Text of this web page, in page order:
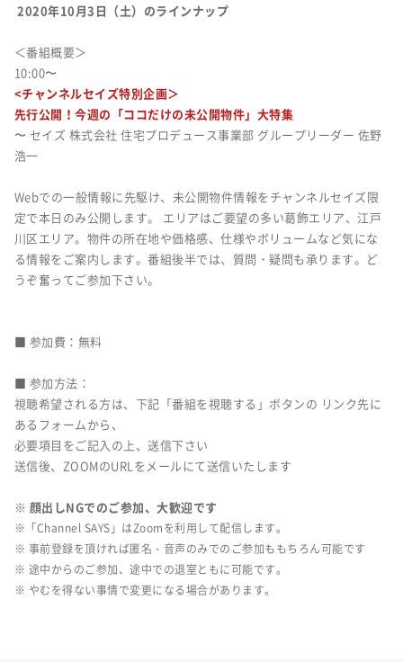
2020年10月3日（土）のラインナップ
＜番組概要＞
10:00〜
<チャンネルセイズ特別企画＞
先行公開！今週の「ココだけの未公開物件」大特集
〜 セイズ 株式会社 住宅プロデュース事業部 グループリーダー 佐野
浩一
Webでの一般情報に先駆け、未公開物件情報をチャンネルセイズ限
定で本日のみ公開します。 エリアはご要望の多い葛飾エリア、江戸
川区エリア。物件の所在地や価格感、仕様やボリュームなど気にな
る情報をご案内します。番組後半では、 質問・疑問も承ります。ど
うぞ奮ってご参加下さい。
■ 参加費：無料
■ 参加方法：
視聴希望される方は、下記「番組を視聴する」ボタンの リンク先に
あるフォームから、
必要項目をご記入の上、送信下さい
送信後、ZOOMのURLをメールにて送信いたします
※ 顔出しNGでのご参加、大歓迎です
※「Channel SAYS」はZoomを利用して配信します。
※ 事前登録を頂ければ匿名・音声のみでのご参加ももちろん可能です
※ 途中からのご参加、途中での退室ともに可能です。
※ やむを得ない事情で変更になる場合があります。